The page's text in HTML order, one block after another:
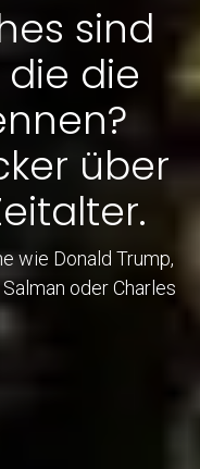
sind
die
über
wie Donald Trump,
oder Charles